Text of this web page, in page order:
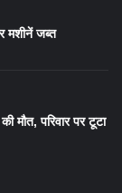
मशीनें जब्त
परिवार पर टूटा